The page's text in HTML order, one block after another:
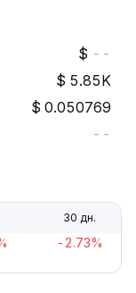
--
5.85K
0.050769
--
30 дн.
-2.73%